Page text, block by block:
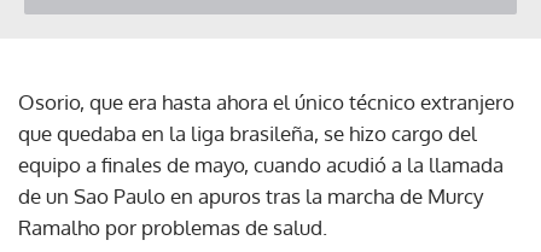
Osorio, que era hasta ahora el único técnico extranjero
que quedaba en la liga brasileña, se hizo cargo del
equipo a finales de mayo, cuando acudió a la llamada
de un Sao Paulo en apuros tras la marcha de Murcy
Ramalho por problemas de salud.